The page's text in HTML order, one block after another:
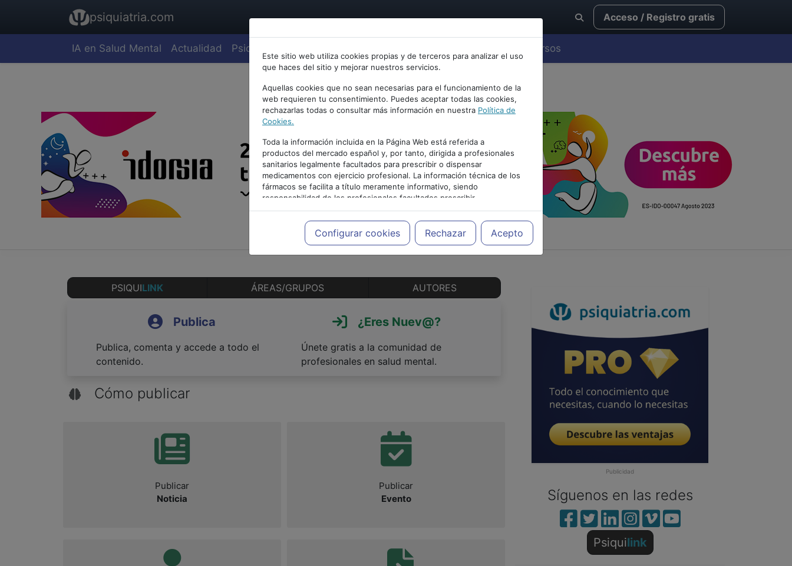
psiquiatria.com Acceso / Registro gratis
IA en Salud Mental Actualidad Psiquiatría Cursos
Este sitio web utiliza cookies propias y de terceros para analizar el uso
que haces del sitio y mejorar nuestros servicios.
Aquellas cookies que no sean necesarias para el funcionamiento de la
web requieren tu consentimiento. Puedes aceptar todas las cookies,
rechazarlas todas o consultar más información en nuestra Política de
Cookies.
Toda la información incluida en la Página Web está referida a
productos del mercado español y, por tanto, dirigida a profesionales
sanitarios legalmente facultados para prescribir o dispensar
medicamentos con ejercicio profesional. La información técnica de los
fármacos se facilita a título meramente informativo, siendo
responsabilidad de los profesionales facultados prescribir
medicamentos y decidir, en cada caso concreto, el tratamiento más
adecuado a las necesidades del paciente.
Configurar cookies Rechazar Acepto
PSIQUILINK ÁREAS/GRUPOS AUTORES
Publica
Publica, comenta y accede a todo el
contenido.
¿Eres Nuev@?
Únete gratis a la comunidad de
profesionales en salud mental.
Cómo publicar
Publicar
Noticia
Publicar
Evento
Publicidad
Síguenos en las redes
Psiquilink